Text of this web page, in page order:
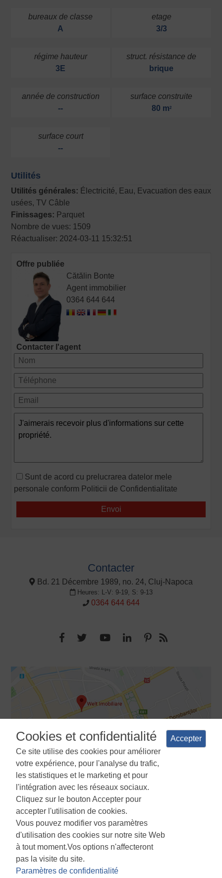
bureaux de classe
A
etage
3/3
régime hauteur
3E
struct. résistance de
brique
année de construction
--
surface construite
80 m2
surface court
--
Utilités
Utilités générales: Électricité, Eau, Evacuation des eaux
usées, TV Câble
Finissages: Parquet
Nombre de vues: 1509
Réactualiser: 2024-03-11 15:32:51
Offre publiée
Cătălin Bonte
Agent immobilier
0364 644 644
Contacter l'agent
Sunt de acord cu prelucrarea datelor mele
personale conform Politicii de Confidentialitate
Contacter
Bd. 21 Décembre 1989, no. 24, Cluj-Napoca
Heures: L-V: 9-19, S: 9-13
0364 644 644
Termes et conditions Politique de confidentialité
d'utilisation des cookies
Gestionnaire de cookies
Cookies et confidentialité
Ce site utilise des cookies pour améliorer
votre expérience, pour l'analyse du trafic,
les statistiques et le marketing et pour
l'intégration avec les réseaux sociaux.
Cliquez sur le bouton Accepter pour
accepter l'utilisation de cookies.
Vous pouvez modifier vos paramètres
d'utilisation des cookies sur notre site Web
à tout moment.Vos options n'affecteront
pas la visite du site.
Paramètres de confidentialité
Accepter